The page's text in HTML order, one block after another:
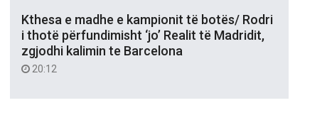
Kthesa e madhe e kampionit të botës/ Rodri
i thotë përfundimisht ‘jo’ Realit të Madridit,
zgjodhi kalimin te Barcelona
20:12